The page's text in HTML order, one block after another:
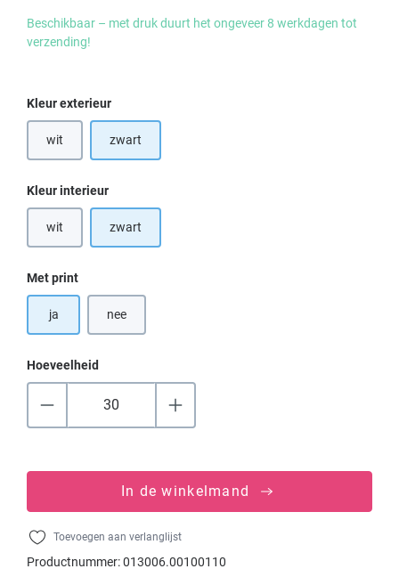
Beschikbaar – met druk duurt het ongeveer 8 werkdagen tot
verzending!
Selecteer
Kleur exterieur
wit(Deze optie is momenteel niet beschikbaar.)
zwart
Selecteer
Kleur interieur
wit(Deze optie is momenteel niet beschikbaar.)
zwart
Selecteer
Met print
ja nee
Hoeveelheid
In de winkelmand
Toevoegen aan verlanglijst
Productnummer:013006.00100110